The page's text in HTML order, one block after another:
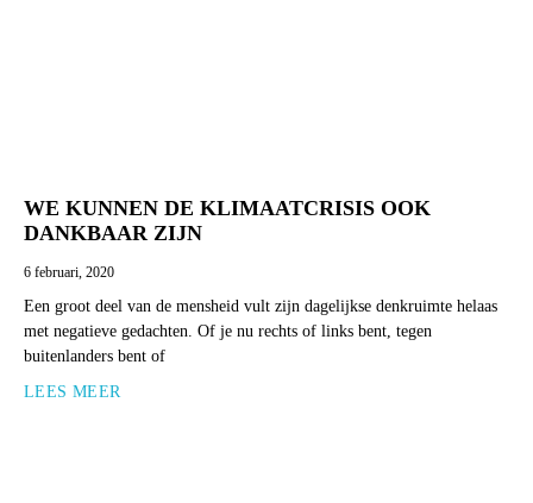
WE KUNNEN DE KLIMAATCRISIS OOK
DANKBAAR ZIJN
6 februari, 2020
Een groot deel van de mensheid vult zijn dagelijkse denkruimte helaas
met negatieve gedachten. Of je nu rechts of links bent, tegen
buitenlanders bent of
LEES MEER